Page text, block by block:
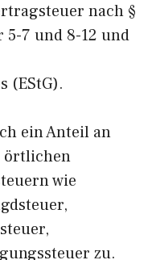
nach §
5-7 und 8-12 und
(EStG).
ein Anteil an
örtlichen
wie
zu.